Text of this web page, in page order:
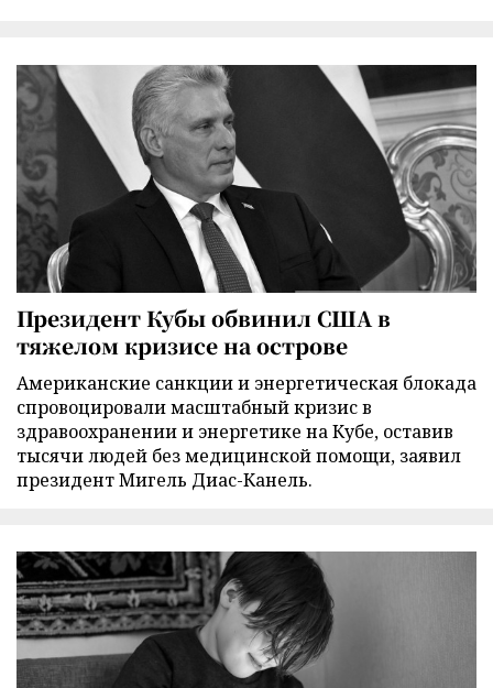
Президент Кубы обвинил США в
тяжелом кризисе на острове
Американские санкции и энергетическая блокада
спровоцировали масштабный кризис в
здравоохранении и энергетике на Кубе, оставив
тысячи людей без медицинской помощи, заявил
президент Мигель Диас-Канель.